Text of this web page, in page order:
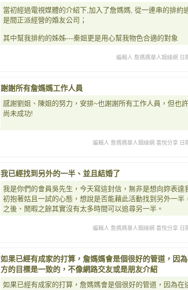
當初經過電視媒體的介紹下,加入了詹媽媽, 從一連串的排約
是間正派經營的婚友公司；
其中幫我排約的姊姊---秦姐更是用心幫我物色合適的對象
編輯人 詹媽媽華人姻緣網 日
謝謝所有詹媽媽工作人員
感謝劉姐、陳姐的努力，安排~也謝謝所有工作人員，但也
尚未成功!
編輯人 詹媽媽華人姻緣網 喜悅分享 日
我已經找到另外的一半、並且結婚了
我是你們的會員吳先生，今天寫這封信，無非是想向妳表達
初抱著姑且一試的心態，想說是否能藉此活動找到另外一半
之後、閒暇之餘其實沒有太多時間可以追尋另一半。
編輯人 詹媽媽華人姻緣網 喜悅分享 日
如果已經有成家的打算，詹媽媽會是個很好的管道，因
方的目標是一致的，不像網路交友或是朋友介紹
如果已經有成家的打算，詹媽媽會是個很好的管道，因為在